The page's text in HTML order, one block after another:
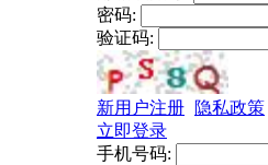
密码:
验证码:
新用户注册 隐私政策
立即登录
手机号码: